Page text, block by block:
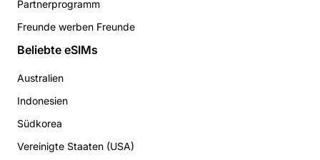
Partnerprogramm
Freunde werben Freunde
Beliebte eSIMs
Australien
Indonesien
Südkorea
Vereinigte Staaten (USA)